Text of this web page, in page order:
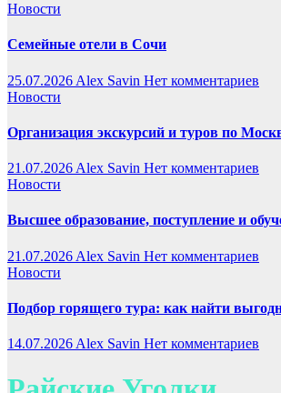
Новости
Семейные отели в Сочи
25.07.2026 Alex Savin Нет комментариев
Новости
Организация экскурсий и туров по
21.07.2026 Alex Savin Нет комментариев
Новости
Высшее образование, поступление и
21.07.2026 Alex Savin Нет комментариев
Новости
Подбор горящего тура: как найти
14.07.2026 Alex Savin Нет комментариев